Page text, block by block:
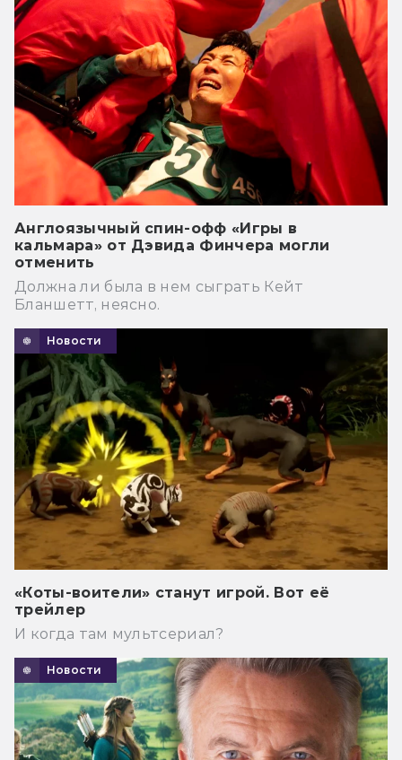
Англоязычный спин-офф «Игры в
кальмара» от Дэвида Финчера могли
отменить
Должна ли была в нем сыграть Кейт
Бланшетт, неясно.
Новости
«Коты-воители» станут игрой. Вот её
трейлер
И когда там мультсериал?
Новости